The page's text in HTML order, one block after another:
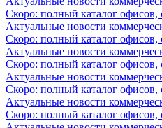
Скоро: полный каталог
Актуальные новости
Скоро: полный каталог
Актуальные новости
Скоро: полный каталог
Актуальные новости
Скоро: полный каталог
Актуальные новости
Скоро: полный каталог